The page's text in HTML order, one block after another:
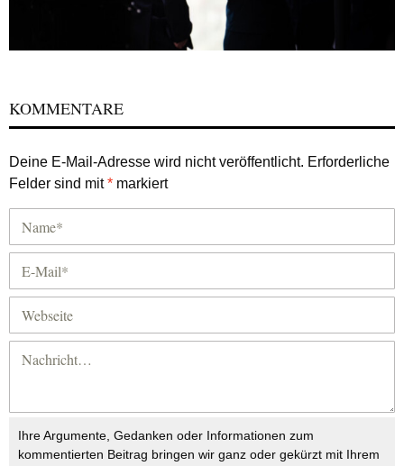
KOMMENTARE
Deine E-Mail-Adresse wird nicht veröffentlicht. Erforderliche
Felder sind mit* markiert
Ihre Argumente, Gedanken oder Informationen zum
kommentierten Beitrag bringen wir ganz oder gekürzt mit Ihrem